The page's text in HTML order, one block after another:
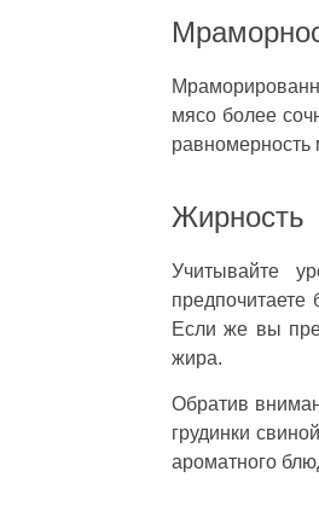
мясо более
Жирность
Учитывайте
Если же вы
жира.
Обратив
грудинки
ароматного